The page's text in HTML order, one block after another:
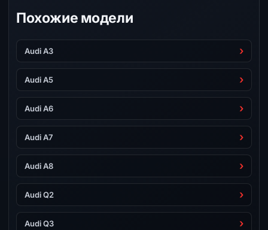
Похожие модели
Audi A3
Audi A5
Audi A6
Audi A7
Audi A8
Audi Q2
Audi Q3